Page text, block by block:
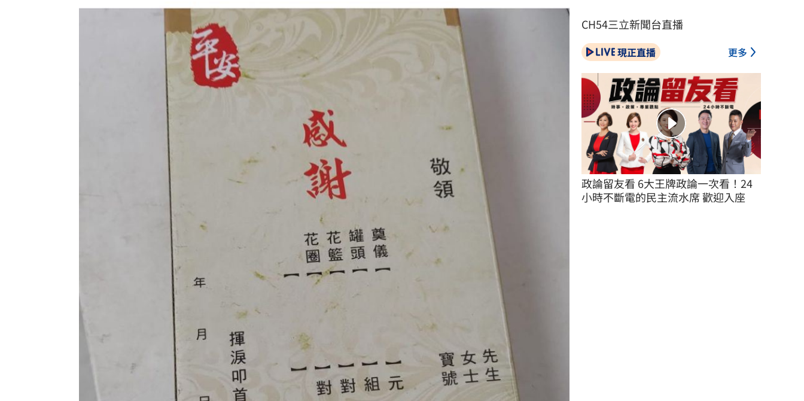
今迎立秋！「5星座、5生肖」財運旺到爆
白海豚恐發陸警？專家曝暴風圈觸陸2關鍵 06:08
台灣彩券開獎直播中 20:31
LIVE三立+24小時直播
三立iNEWS新聞台線上直播
理想混蛋號召粉絲跨海追星吃美食！ 18:15
CH54三立新聞台直播
現正直播 更多
政論留友看 6大王牌政論一次看！24
小時不斷電的民主流水席 歡迎入座